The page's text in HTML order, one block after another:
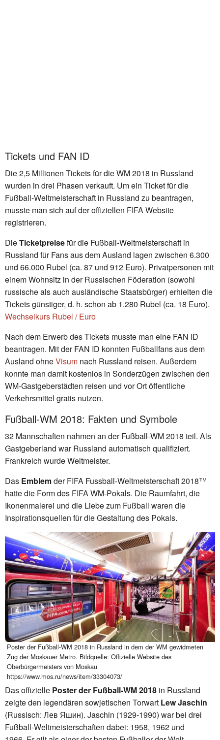
Tickets und FAN ID
Die 2,5 Millionen Tickets für die WM 2018 in Russland
wurden in drei Phasen verkauft. Um ein Ticket für die
Fußball-Weltmeisterschaft in Russland zu beantragen,
musste man sich auf der offiziellen FIFA Website
registrieren.
DieTicketpreisefür die Fußball-Weltmeisterschaft in
Russland für Fans aus dem Ausland lagen zwischen 6.300
und 66.000 Rubel (ca. 87 und 912 Euro). Privatpersonen mit
einem Wohnsitz in der Russischen Föderation (sowohl
russische als auch ausländische Staatsbürger) erhielten die
Tickets günstiger, d. h. schon ab 1.280 Rubel (ca. 18 Euro).
Wechselkurs Rubel / Euro
Nach dem Erwerb des Tickets musste man eine FAN ID
beantragen. Mit der FAN ID konnten Fußballfans aus dem
Ausland ohneVisum nach Russland reisen. Außerdem
konnte man damit kostenlos in Sonderzügen zwischen den
WM-Gastgeberstädten reisen und vor Ort öffentliche
Verkehrsmittel gratis nutzen.
Fußball-WM 2018: Fakten und Symbole
32 Mannschaften nahmen an der Fußball-WM 2018 teil. Als
Gastgeberland war Russland automatisch qualifiziert.
Frankreich wurde Weltmeister.
Das Emblemder FIFA Fussball-Weltmeisterschaft 2018™
hatte die Form des FIFA WM-Pokals. Die Raumfahrt, die
Ikonenmalerei und die Liebe zum Fußball waren die
Inspirationsquellen für die Gestaltung des Pokals.
Poster der Fußball-WM 2018 in Russland in dem der WM gewidmeten
Zug der Moskauer Metro. Bildquelle: Offizielle Website des
Oberbürgermeisters von Moskau
https://www.mos.ru/news/item/33304073/
Das offizielle Poster der Fußball-WM 2018 in Russland
zeigte den legendären sowjetischen Torwart Lew Jaschin
(Russisch: Лев Яшин). Jaschin (1929-1990) war bei drei
Fußball-Weltmeisterschaften dabei: 1958, 1962 und